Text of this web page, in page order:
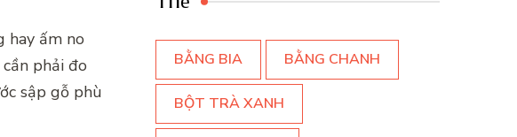
hay ấm no
phải đo
sập gỗ phù
BẰNG BIA BẰNG CHANH
BỘT TRÀ XANH